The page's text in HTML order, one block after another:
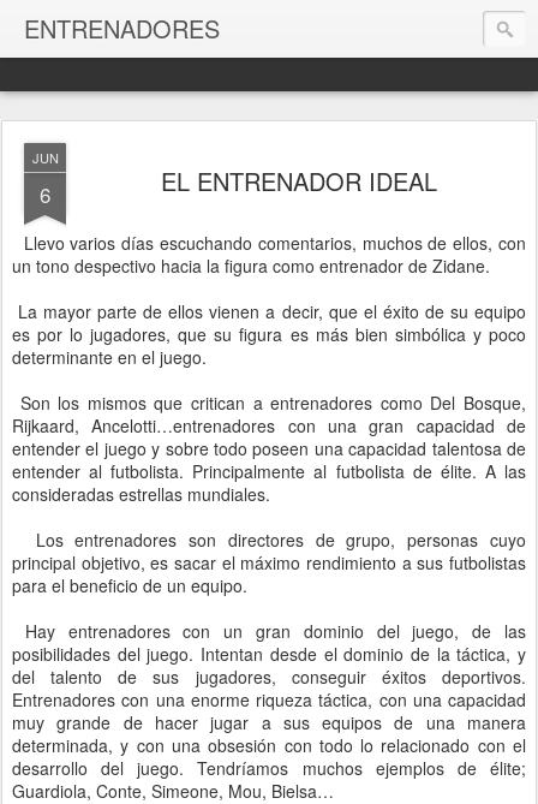
ENTRENADORES
JUN
6 EL ENTRENADOR IDEAL
Llevo varios días escuchando comentarios, muchos de ellos, con
un tono despectivo hacia la figura como entrenador de Zidane.
La mayor parte de ellos vienen a decir, que el éxito de su equipo
es por lo jugadores, que su figura es más bien simbólica y poco
determinante en el juego.
Son los mismos que critican a entrenadores como Del Bosque,
Rijkaard, Ancelotti…entrenadores con una gran capacidad de
entender el juego y sobre todo poseen una capacidad talentosa de
entender al futbolista. Principalmente al futbolista de élite. A las
consideradas estrellas mundiales.
Los entrenadores son directores de grupo, personas cuyo
principal objetivo, es sacar el máximo rendimiento a sus futbolistas
para el beneficio de un equipo.
Hay entrenadores con un gran dominio del juego, de las
posibilidades del juego. Intentan desde el dominio de la táctica, y
del talento de sus jugadores, conseguir éxitos deportivos.
Entrenadores con una enorme riqueza táctica, con una capacidad
muy grande de hacer jugar a sus equipos de una manera
determinada, y con una obsesión con todo lo relacionado con el
desarrollo del juego. Tendríamos muchos ejemplos de élite;
Guardiola, Conte, Simeone, Mou, Bielsa…